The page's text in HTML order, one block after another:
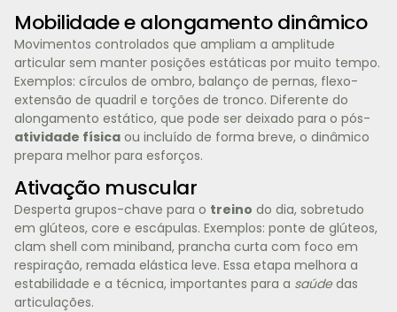
Mobilidade e alongamento dinâmico
Movimentos controlados que ampliam a amplitude
articular sem manter posições estáticas por muito tempo.
Exemplos: círculos de ombro, balanço de pernas, flexo-
extensão de quadril e torções de tronco. Diferente do
alongamento estático, que pode ser deixado para o pós-
atividade física ou incluído de forma breve, o dinâmico
prepara melhor para esforços.
Ativação muscular
Desperta grupos-chave para o treino do dia, sobretudo
em glúteos, core e escápulas. Exemplos: ponte de glúteos,
clam shell com miniband, prancha curta com foco em
respiração, remada elástica leve. Essa etapa melhora a
estabilidade e a técnica, importantes para a saúdedas
articulações.